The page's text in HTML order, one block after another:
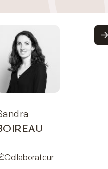
Collaborateur